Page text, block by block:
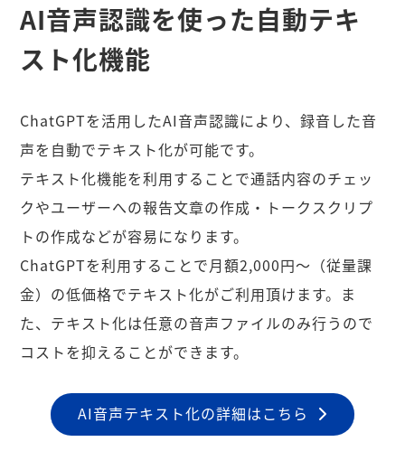
AI音声認識を使った自動テキ
スト化機能
ChatGPTを活用したAI音声認識により、録音した音
声を自動でテキスト化が可能です。
テキスト化機能を利用することで通話内容のチェッ
クやユーザーへの報告文章の作成・トークスクリプ
トの作成などが容易になります。
ChatGPTを利用することで月額2,000円〜（従量課
金）の低価格でテキスト化がご利用頂けます。ま
た、テキスト化は任意の音声ファイルのみ行うので
コストを抑えることができます。
AI音声テキスト化の詳細はこちら